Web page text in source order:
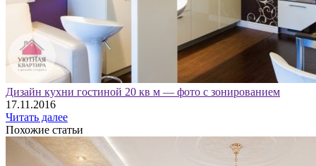
Дизайн кухни гостиной 20 кв м — фото с зонированием
17.11.2016
Читать далее
Похожие статьи